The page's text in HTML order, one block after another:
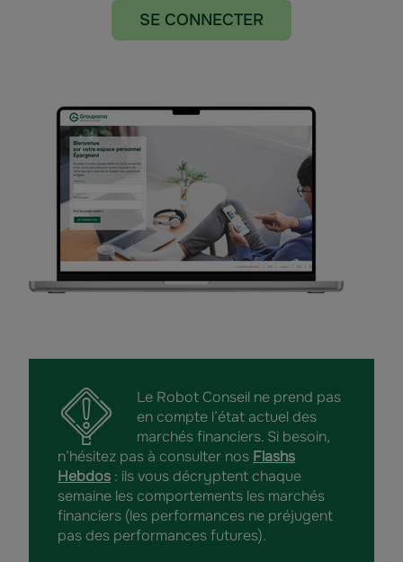
SE CONNECTER
Le Robot Conseil ne prend pas
en compte l’état actuel des
marchés financiers. Si besoin,
n’hésitez pas à consulter nos Flashs
Hebdos : ils vous décryptent chaque
semaine les comportements les marchés
financiers (les performances ne préjugent
pas des performances futures).